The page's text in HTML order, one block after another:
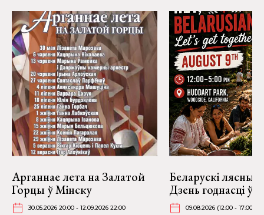
Арганнае лета на Залатой
Горцы ў Мінску
30.05.2026 20:00 - 12.09.2026 22:00
Беларускі лясны
Дзень годнасці ў
09.08.2026 (12:00 - 17:00)